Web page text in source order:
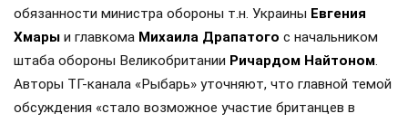
обязанности министра обороны т.н. Украины Евгения
Хмары и главкома Михаила Драпатого с начальником
штаба обороны Великобритании Ричардом Найтоном.
Авторы ТГ-канала «Рыбарь» уточняют, что главной темой
обсуждения «стало возможное участие британцев в